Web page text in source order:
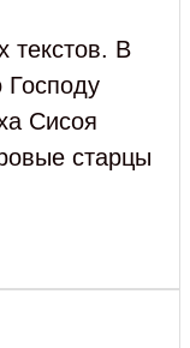
текстов. В
Господу
Сисоя
старцы